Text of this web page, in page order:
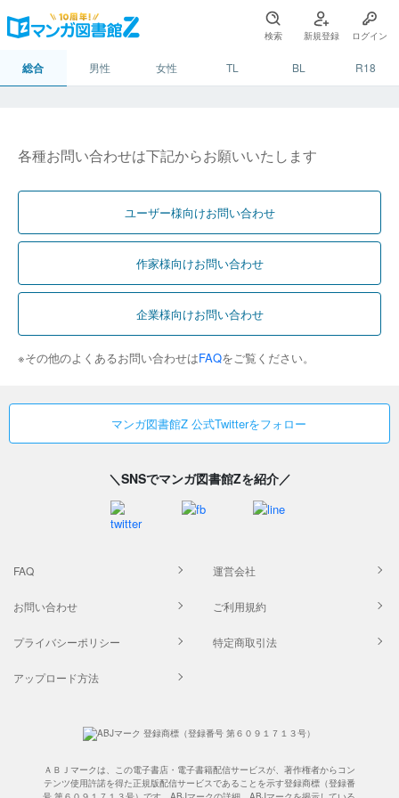
検索 新規登録 ログイン
総合 男性 女性 TL BL R18
各種お問い合わせは下記からお願いいたします
ユーザー様向けお問い合わせ
作家様向けお問い合わせ
企業様向けお問い合わせ
※その他のよくあるお問い合わせはFAQをご覧ください。
マンガ図書館Z 公式Twitterをフォロー
＼SNSでマンガ図書館Zを紹介／
FAQ 運営会社
お問い合わせ ご利用規約
プライバシーポリシー 特定商取引法
アップロード方法
ＡＢＪマークは、この電子書店・電子書籍配信サービスが、著作権者からコン
テンツ使用許諾を得た正規版配信サービスであることを示す登録商標（登録番